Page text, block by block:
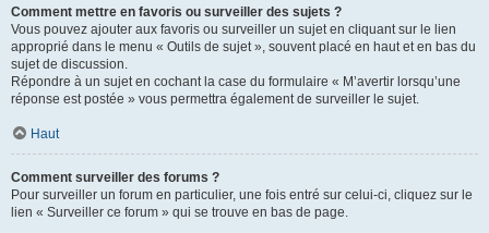
Comment mettre en favoris ou surveiller des sujets ?
Vous pouvez ajouter aux favoris ou surveiller un sujet en cliquant sur le lien
approprié dans le menu « Outils de sujet », souvent placé en haut et en bas du
sujet de discussion.
Répondre à un sujet en cochant la case du formulaire « M’avertir lorsqu’une
réponse est postée » vous permettra également de surveiller le sujet.
Haut
Comment surveiller des forums ?
Pour surveiller un forum en particulier, une fois entré sur celui-ci, cliquez sur le
lien « Surveiller ce forum » qui se trouve en bas de page.